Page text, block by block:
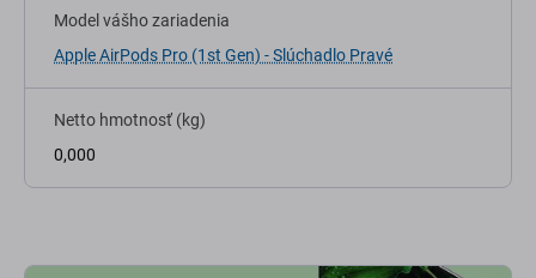
Model vášho zariadenia
Apple AirPods Pro (1st Gen) - Slúchadlo Pravé
Netto hmotnosť (kg)
0,000